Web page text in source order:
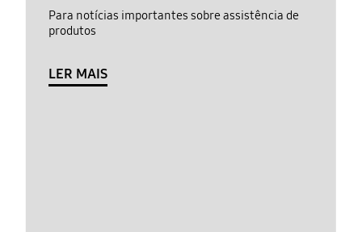
Para notícias importantes sobre assistência de
produtos
LER MAIS